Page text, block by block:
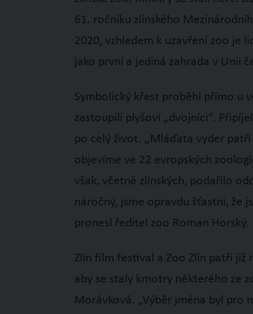
61. ročníku zlínského
2020, vzhledem k uzavření zoo je
jako první a jediná zahrada v Unii
Symbolický křest proběhl přímo u
zastoupili plyšoví „dvojníci“.
po celý život. „Mláďata vyder
objevíme ve 22 evropských
však, včetně zlínských, podařilo
náročný, jsme opravdu šťastni, že
pronesl ředitel zoo Roman Horský.
Zlín film festival a Zoo Zlín patří již
aby se staly kmotry některého ze
Morávková. „Výběr jména byl pro